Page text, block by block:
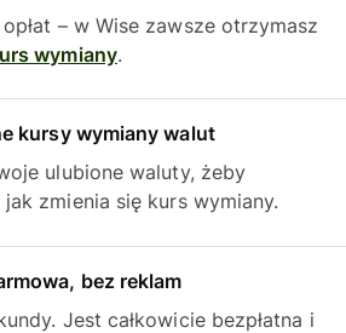
– w Wise zawsze otrzymasz
wymiany.
kursy wymiany walut
ulubione waluty, żeby
zmienia się kurs wymiany.
bez reklam
Jest całkowicie bezpłatna i